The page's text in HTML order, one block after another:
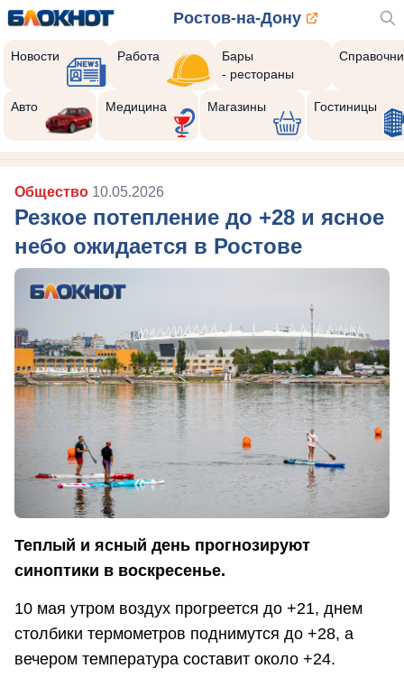
Ростов-на-Дону
Новости Работа
Бары
- рестораны
Авто Медицина Магазины Гостиницы
Общество 10.05.2026
Резкое потепление до +28 и ясное
небо ожидается в Ростове
Теплый и ясный день прогнозируют
синоптики в воскресенье.
10 мая утром воздух прогреется до +21, днем
столбики термометров поднимутся до +28, а
вечером температура составит около +24.
8
Реклама закроется через: